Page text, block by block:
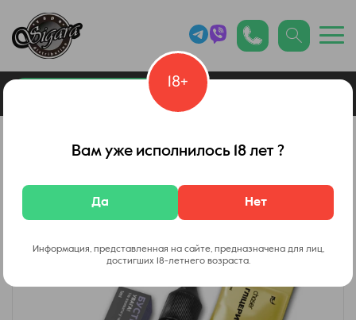
Каталог товаров
18+
Вам уже исполнилось 18 лет ?
Да Нет
Информация, представленная на сайте, предназначена для лиц,
достигших 18-летнего возраста.